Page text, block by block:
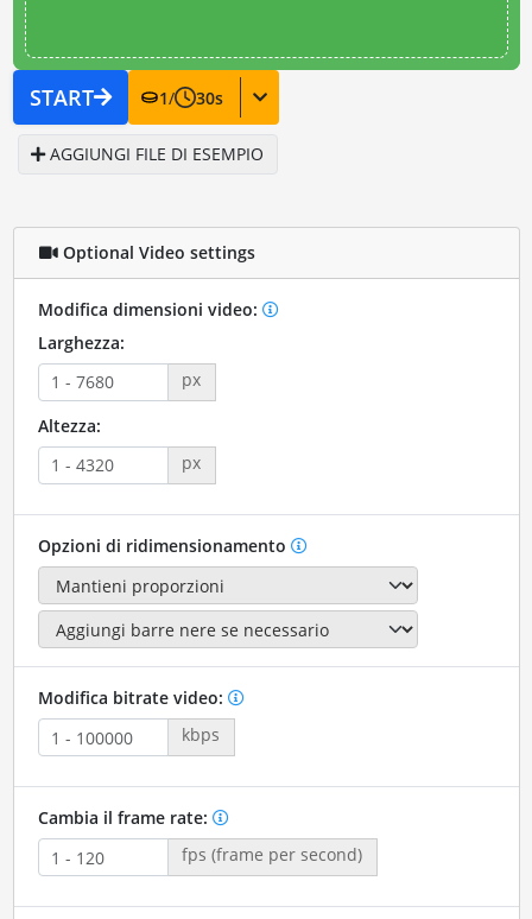
START 1/ 30s
AGGIUNGI FILE DI ESEMPIO
Optional Video settings
Modifica dimensioni video:
Larghezza:
px
Altezza:
px
Opzioni di ridimensionamento
Modifica bitrate video:
kbps
Cambia il frame rate:
fps (frame per second)